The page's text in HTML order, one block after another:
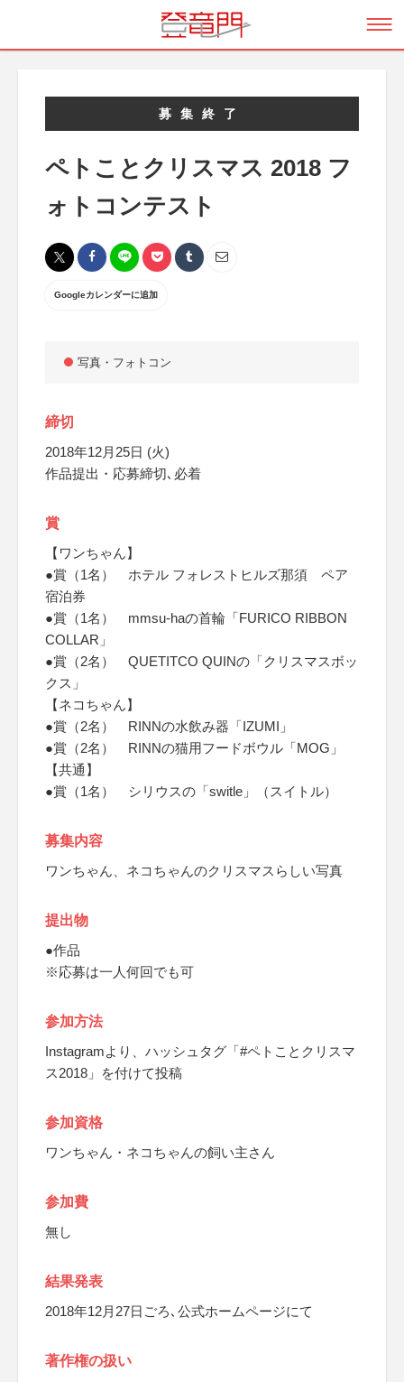
募集終了
ペトことクリスマス 2018 フ
ォトコンテスト
Googleカレンダーに追加
写真・フォトコン
締切
2018年12月25日 (火)
作品提出・応募締切､必着
賞
【ワンちゃん】
●賞（1名） ホテル フォレストヒルズ那須 ペア
宿泊券
●賞（1名） mmsu-haの首輪「FURICO RIBBON
COLLAR」
●賞（2名） QUETITCO QUINの「クリスマスボッ
クス」
【ネコちゃん】
●賞（2名） RINNの水飲み器「IZUMI」
●賞（2名） RINNの猫用フードボウル「MOG」
【共通】
●賞（1名） シリウスの「switle」（スイトル）
募集内容
ワンちゃん、ネコちゃんのクリスマスらしい写真
提出物
●作品
※応募は一人何回でも可
参加方法
Instagramより、ハッシュタグ「#ペトことクリスマ
ス2018」を付けて投稿
参加資格
ワンちゃん・ネコちゃんの飼い主さん
参加費
無し
結果発表
2018年12月27日ごろ､公式ホームページにて
著作権の扱い